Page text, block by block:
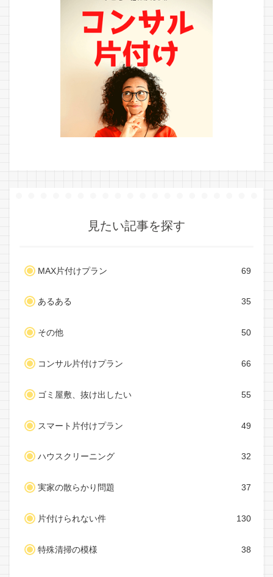
見たい記事を探す
MAX片付けプラン 69
あるある 35
その他 50
コンサル片付けプラン 66
ゴミ屋敷、抜け出したい 55
スマート片付けプラン 49
ハウスクリーニング 32
実家の散らかり問題 37
片付けられない件 130
特殊清掃の模様 38